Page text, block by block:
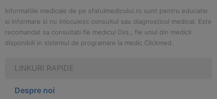
Informatiile medicale de pe sfatulmedicului.ro sunt pentru educatie
si informare si nu inlocuiesc consultul sau diagnosticul medical. Este
recomandat sa consultati fie medicul Dvs., fie unul din medicii
disponibili in sistemul de programare la medic Clickmed.
LINKURI RAPIDE
Despre noi